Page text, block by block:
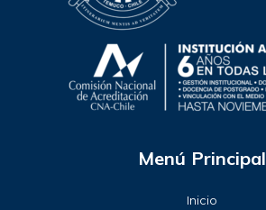
Menú Principal
Inicio